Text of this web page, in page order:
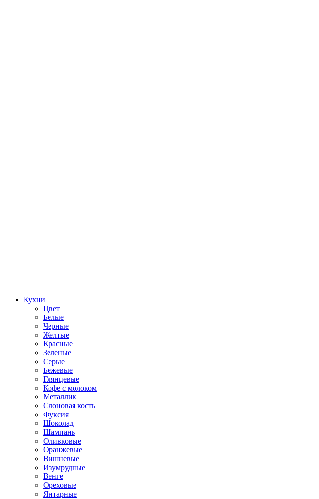
Кухни
Цвет
Белые
Черные
Желтые
Красные
Зеленые
Серые
Бежевые
Глянцевые
Кофе с молоком
Металлик
Слоновая кость
Фуксия
Шоколад
Шампань
Оливковые
Оранжевые
Вишневые
Изумрудные
Венге
Ореховые
Янтарные